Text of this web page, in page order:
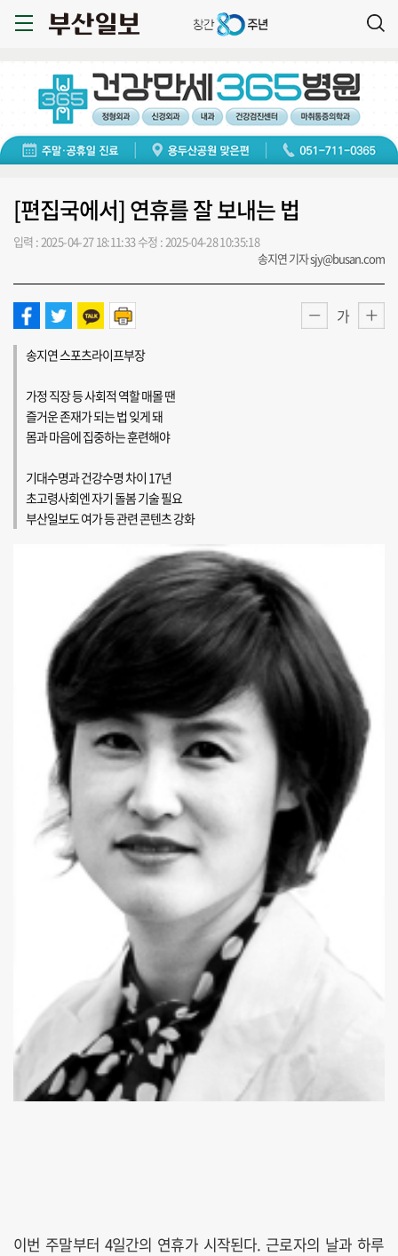
[편집국에서] 연휴를 잘 보내는 법
입력 : 2025-04-27 18:11:33수정 : 2025-04-28 10:35:18
송지연 기자 sjy@busan.com
가
송지연 스포츠라이프부장
가정 직장 등 사회적 역할 매몰 땐
즐거운 존재가 되는 법 잊게 돼
몸과 마음에 집중하는 훈련해야
기대수명과 건강수명 차이 17년
초고령사회엔 자기 돌봄 기술 필요
부산일보도 여가 등 관련 콘텐츠 강화
이번 주말부터 4일간의 연휴가 시작된다. 근로자의 날과 하루